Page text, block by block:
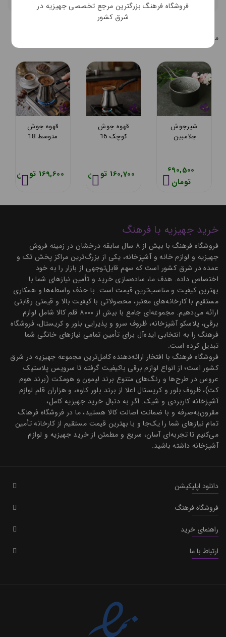
محصولات مشابه کالاي انتخابي شما
شیرجوش
جلامبین
690,500
تومان
قهوه جوش
کوچک 16
160,700 تومان
قهوه جوش
متوسط 18
169,600 تومان
خرید جهیزیه با فرهنگ
فروشگاه فرهنگ با بیش از ۸ سال سابقه درخشان در زمینه فروش
جهیزیه و لوازم خانه و آشپزخانه، یکی از بزرگ‌ترین مراکز پخش تک و
عمده در شرق کشور است که سهم قابل‌توجهی از بازار را به خود
اختصاص داده. هدف ما، ساده‌سازی خرید و تأمین نیازهای شما با
بهترین کیفیت و مناسب‌ترین قیمت است. با حذف واسطه‌ها و همکاری
مستقیم با کارخانه‌های معتبر، محصولاتی با کیفیت بالا و قیمتی رقابتی
ارائه می‌دهیم. مجموعه‌ای جامع با بیش از ۸۰۰۰ قلم کالا شامل لوازم
برقی، پلاسکو آشپزخانه، ظروف سرو و پذیرایی بلور و کریستال، فروشگاه
فرهنگ را به انتخابی ایده‌آل برای تأمین تمامی نیازهای خانگی شما
تبدیل کرده است.
فروشگاه فرهنگ با افتخار ارائه‌دهنده کامل‌ترین مجموعه جهیزیه در شرق
کشور است؛ از انواع لوازم برقی باکیفیت گرفته تا سرویس پلاستیک
عروس در طرح‌ها و رنگ‌های متنوع برند لیمون و هومکت (برند هوم
کت)، ظروف بلور و کریستال اعلا از برند بلور کاوه، و هزاران قلم لوازم
آشپزخانه کاربردی و شیک. اگر به دنبال خرید جهیزیه کامل،
مقرون‌به‌صرفه و با ضمانت اصالت کالا هستید، ما در فروشگاه فرهنگ
تمام نیازهای شما را یک‌جا و با بهترین قیمت مستقیم از کارخانه تأمین
می‌کنیم تا تجربه‌ای آسان، سریع و مطمئن از خرید جهیزیه و لوازم
آشپزخانه داشته باشید.
دانلود اپلیکیشن
فروشگاه فرهنگ
راهنمای خرید
ارتباط با ما
فروشگاه فرهنگ بزرگترین مرجع تخصصی جهیزیه در
شرق کشور